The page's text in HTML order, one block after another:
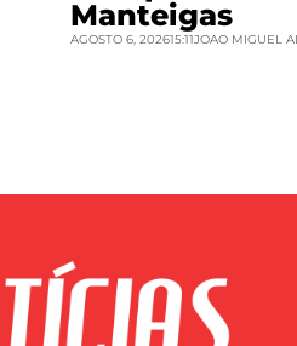
Manteigas
AGOSTO 6, 202615:11JOAO MIGUEL